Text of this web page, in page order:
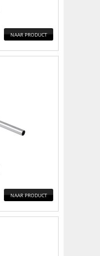
NAAR PRODUCT
NAAR PRODUCT